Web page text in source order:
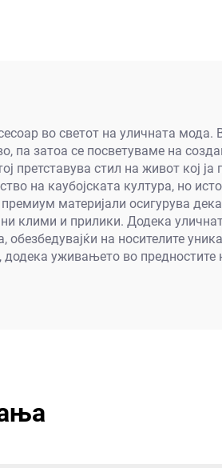
во светот на уличната мода.
па затоа се посветуваме на
претставува стил на живот кој
на каубојската култура, но
материјали осигурува
клими и прилики. Додека
на носителите
додека уживањето во